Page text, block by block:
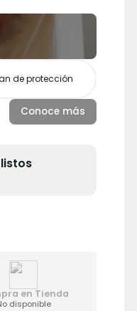
de protección
Conoce más
en Tienda
disponible